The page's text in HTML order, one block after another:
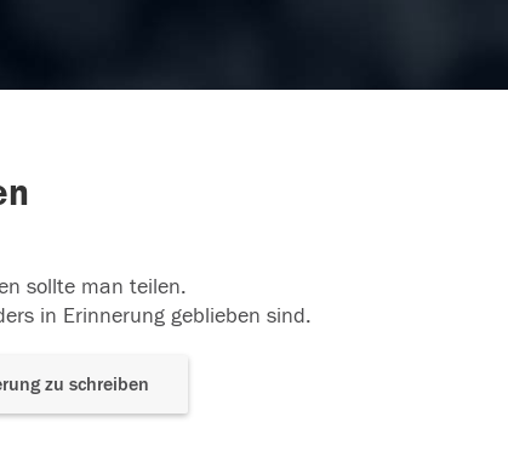
sollte man teilen.
in Erinnerung geblieben sind.
zu schreiben